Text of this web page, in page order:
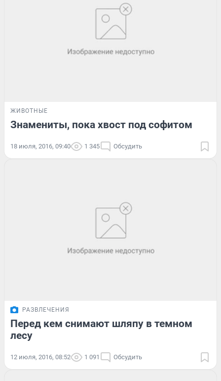
ЖИВОТНЫЕ
Знамениты, пока хвост под софитом
18 июля, 2016, 09:40 1 345 Обсудить
РАЗВЛЕЧЕНИЯ
Перед кем снимают шляпу в темном
лесу
12 июля, 2016, 08:52 1 091 Обсудить